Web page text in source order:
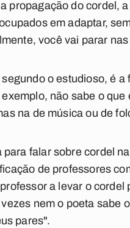
propagação do cordel,
em adaptar,
você vai parar
o estudioso, é
não sabe o
na de música ou de
falar sobre cordel
de professores
a levar o
nem o poeta sabe
pares".